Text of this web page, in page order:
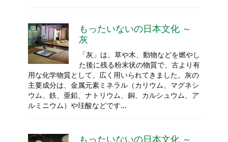
もったいないの日本文化 ～
灰
「灰」は、草や木、動物などを燃やし
た後に残る粉末状の物質で、古より有
用な化学物質として、広く用いられてきました。灰の
主要成分は、金属元素ミネラル（カリウム、マグネシ
ウム、鉄、亜鉛、ナトリウム、銅、カルシュウム、ア
ルミニウム）や珪酸などです…
もったいないの日本文化 ～